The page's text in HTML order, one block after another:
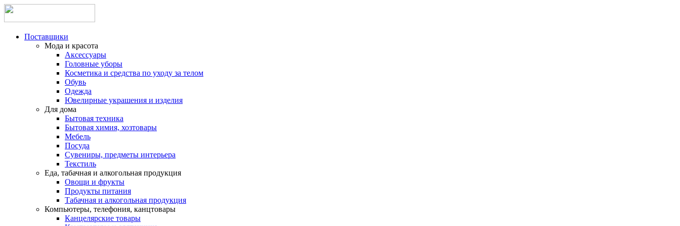
Поставщики
Мода и красота
Аксессуары
Головные уборы
Косметика и средства по уходу за телом
Обувь
Одежда
Ювелирные украшения и изделия
Для дома
Бытовая техника
Бытовая химия, хозтовары
Мебель
Посуда
Сувениры, предметы интерьера
Текстиль
Еда, табачная и алкогольная продукция
Овощи и фрукты
Продукты питания
Табачная и алкогольная продукция
Компьютеры, телефония, канцтовары
Канцелярские товары